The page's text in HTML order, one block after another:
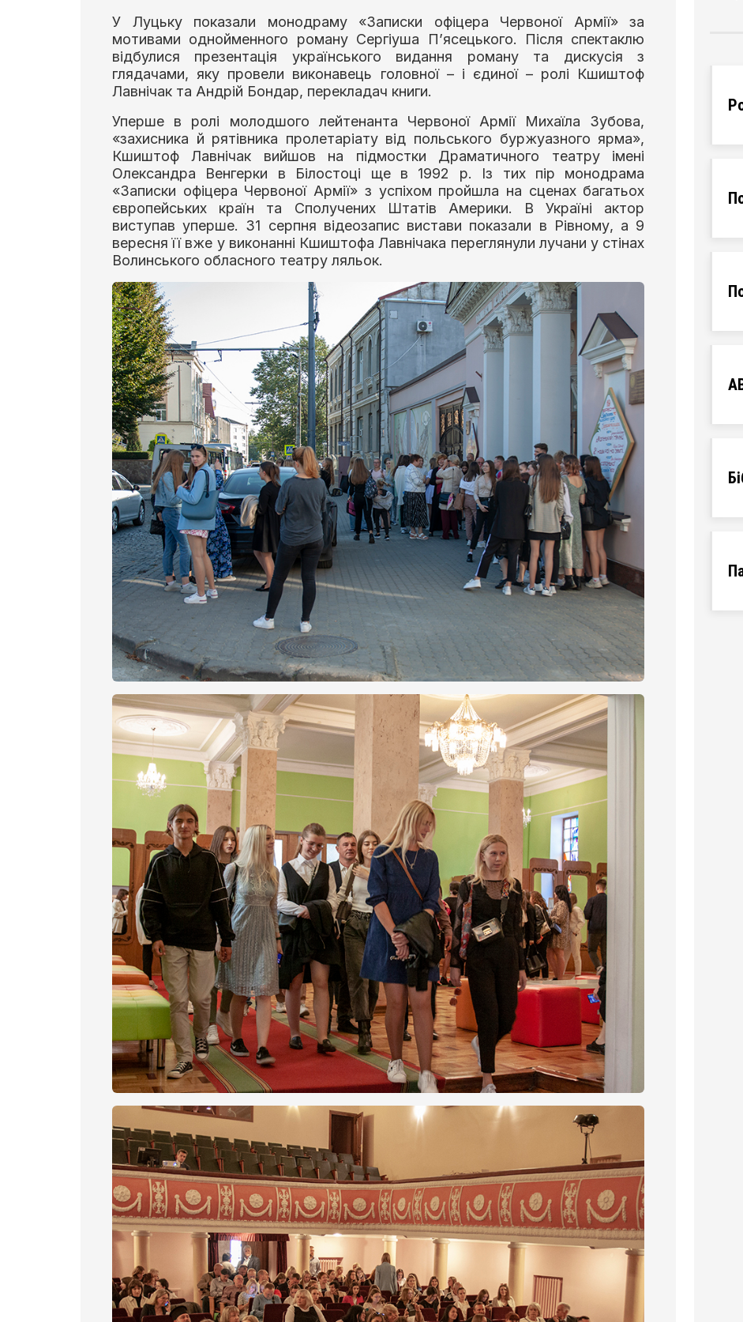
У Луцьку показали монодраму «Записки офіцера Червоної Армії» за
мотивами однойменного роману Сергіуша П’ясецького. Після спектаклю
відбулися презентація українського видання роману та дискусія з
глядачами, яку провели виконавець головної – і єдиної – ролі Кшиштоф
Лавнічак та Андрій Бондар, перекладач книги.
Уперше в ролі молодшого лейтенанта Червоної Армії Михаїла Зубова,
«захисника й рятівника пролетаріату від польського буржуазного ярма»,
Кшиштоф Лавнічак вийшов на підмостки Драматичного театру імені
Олександра Венгерки в Білостоці ще в 1992 р. Із тих пір монодрама
«Записки офіцера Червоної Армії» з успіхом пройшла на сценах багатьох
європейських країн та Сполучених Штатів Америки. В Україні актор
виступав уперше. 31 серпня відеозапис вистави показали в Рівному, а 9
вересня її вже у виконанні Кшиштофа Лавнічака переглянули лучани у стінах
Волинського обласного театру ляльок.